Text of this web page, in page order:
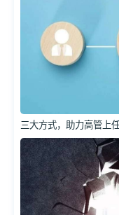
三大方式，助力高管上